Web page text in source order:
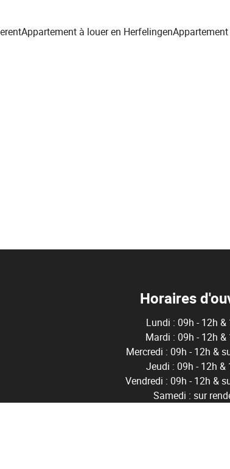
Appartement à louer en Herfelingen
Horaires
Lundi : 09h - 12h &
Mardi : 09h - 12h &
Mercredi : 09h - 12h &
Jeudi : 09h - 12h &
Vendredi : 09h - 12h &
Samedi : sur